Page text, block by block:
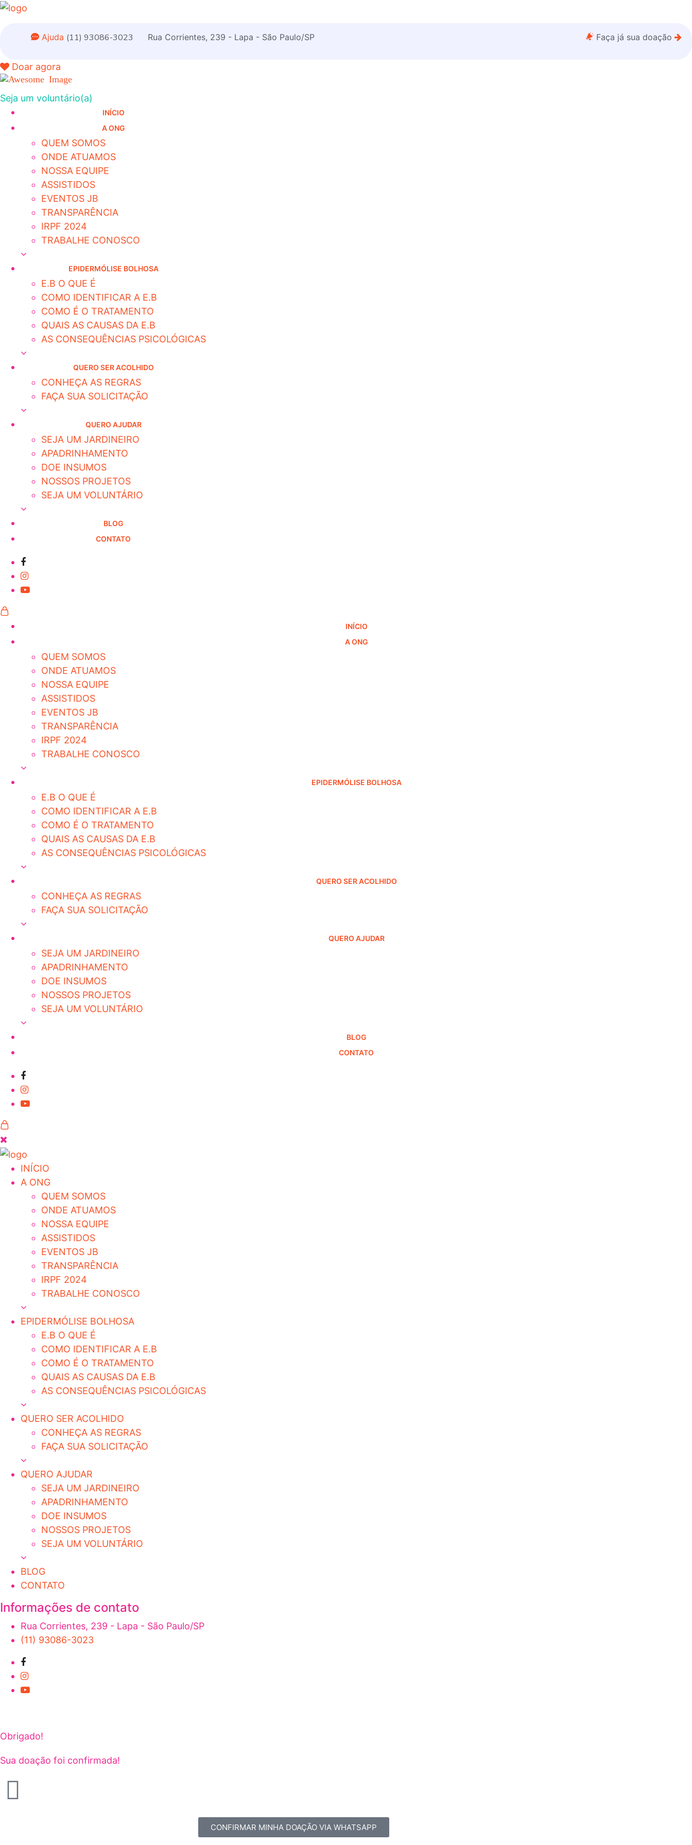
Ajuda (11) 93086-3023 Rua Corrientes, 239 - Lapa - São Paulo/SP Faça já sua doação
Doar agora
Seja um voluntário(a)
INÍCIO
A ONG
QUEM SOMOS
ONDE ATUAMOS
NOSSA EQUIPE
ASSISTIDOS
EVENTOS JB
TRANSPARÊNCIA
IRPF 2024
TRABALHE CONOSCO
EPIDERMÓLISE BOLHOSA
E.B O QUE É
COMO IDENTIFICAR A E.B
COMO É O TRATAMENTO
QUAIS AS CAUSAS DA E.B
AS CONSEQUÊNCIAS PSICOLÓGICAS
QUERO SER ACOLHIDO
CONHEÇA AS REGRAS
FAÇA SUA SOLICITAÇÃO
QUERO AJUDAR
SEJA UM JARDINEIRO
APADRINHAMENTO
DOE INSUMOS
NOSSOS PROJETOS
SEJA UM VOLUNTÁRIO
BLOG
CONTATO
INÍCIO
A ONG
QUEM SOMOS
ONDE ATUAMOS
NOSSA EQUIPE
ASSISTIDOS
EVENTOS JB
TRANSPARÊNCIA
IRPF 2024
TRABALHE CONOSCO
EPIDERMÓLISE BOLHOSA
E.B O QUE É
COMO IDENTIFICAR A E.B
COMO É O TRATAMENTO
QUAIS AS CAUSAS DA E.B
AS CONSEQUÊNCIAS PSICOLÓGICAS
QUERO SER ACOLHIDO
CONHEÇA AS REGRAS
FAÇA SUA SOLICITAÇÃO
QUERO AJUDAR
SEJA UM JARDINEIRO
APADRINHAMENTO
DOE INSUMOS
NOSSOS PROJETOS
SEJA UM VOLUNTÁRIO
BLOG
CONTATO
INÍCIO
A ONG
QUEM SOMOS
ONDE ATUAMOS
NOSSA EQUIPE
ASSISTIDOS
EVENTOS JB
TRANSPARÊNCIA
IRPF 2024
TRABALHE CONOSCO
EPIDERMÓLISE BOLHOSA
E.B O QUE É
COMO IDENTIFICAR A E.B
COMO É O TRATAMENTO
QUAIS AS CAUSAS DA E.B
AS CONSEQUÊNCIAS PSICOLÓGICAS
QUERO SER ACOLHIDO
CONHEÇA AS REGRAS
FAÇA SUA SOLICITAÇÃO
QUERO AJUDAR
SEJA UM JARDINEIRO
APADRINHAMENTO
DOE INSUMOS
NOSSOS PROJETOS
SEJA UM VOLUNTÁRIO
BLOG
CONTATO
Informações de contato
Rua Corrientes, 239 - Lapa - São Paulo/SP
(11) 93086-3023
Obrigado!
Sua doação foi confirmada!
CONFIRMAR MINHA DOAÇÃO VIA WHATSAPP